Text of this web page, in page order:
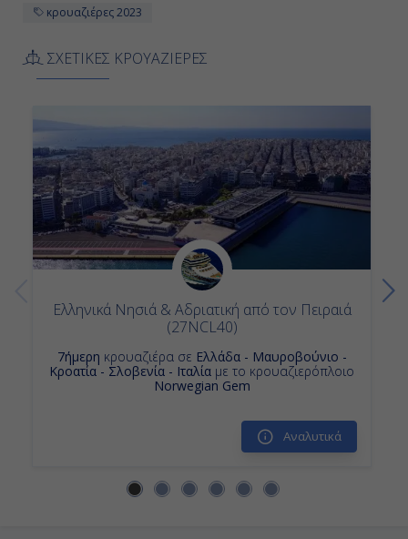
Χανιά, Ελλάδα
08:00
17:00
Ημέρα 13η
Κατάκολο (Αρχ. Ολυμπία), Ελλάδα
16:00
Ημέρα 14η
κρουαζιέρες 2023
ΣΧΕΤΙΚΕΣ ΚΡΟΥΑΖΙΕΡΕΣ
Ελληνικά Νησιά & Αδριατική από τον Πειραιά
(27NCL40)
7ήμερη κρουαζιέρα σε Ελλάδα - Μαυροβούνιο -
Κροατία - Σλοβενία - Ιταλία με το κρουαζιερόπλοιο
Norwegian Gem
Αναλυτικά